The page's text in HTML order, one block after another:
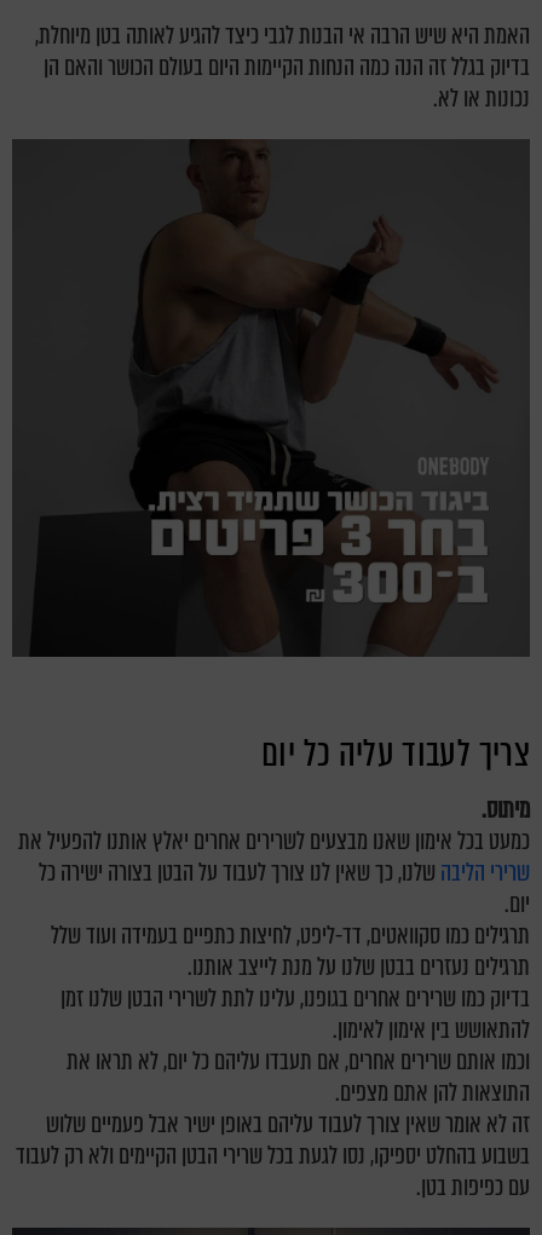
האמת היא שיש הרבה אי הבנות לגבי כיצד להגיע לאותה בטן מיוחלת,
בדיוק בגלל זה הנה כמה הנחות הקיימות היום בעולם הכושר והאם הן
נכונות או לא.
צריך לעבוד עליה כל יום
מיתוס.
כמעט בכל אימון שאנו מבצעים לשרירים אחרים יאלץ אותנו להפעיל את
שרירי הליבה שלנו, כך שאין לנו צורך לעבוד על הבטן בצורה ישירה כל
יום.
תרגילים כמו סקוואטים, דד-ליפט, לחיצות כתפיים בעמידה ועוד שלל
תרגילים נעזרים בבטן שלנו על מנת לייצב אותנו.
בדיוק כמו שרירים אחרים בגופנו, עלינו לתת לשרירי הבטן שלנו זמן
להתאושש בין אימון לאימון.
וכמו אותם שרירים אחרים, אם תעבדו עליהם כל יום, לא תראו את
התוצאות להן אתם מצפים.
זה לא אומר שאין צורך לעבוד עליהם באופן ישיר אבל פעמיים שלוש
בשבוע בהחלט יספיקו, נסו לגעת בכל שרירי הבטן הקיימים ולא רק לעבוד
עם כפיפות בטן.